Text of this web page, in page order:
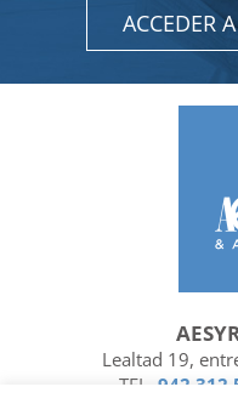
ACCEDER
Lealtad 19,
TEL. 942 312